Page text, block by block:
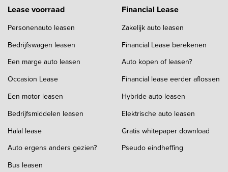
Lease voorraad
Personenauto leasen
Bedrijfswagen leasen
Een marge auto leasen
Occasion Lease
Een motor leasen
Bedrijfsmiddelen leasen
Halal lease
Auto ergens anders gezien?
Bus leasen
Financial Lease
Zakelijk auto leasen
Financial Lease berekenen
Auto kopen of leasen?
Financial lease eerder aflossen
Hybride auto leasen
Elektrische auto leasen
Gratis whitepaper download
Pseudo eindheffing